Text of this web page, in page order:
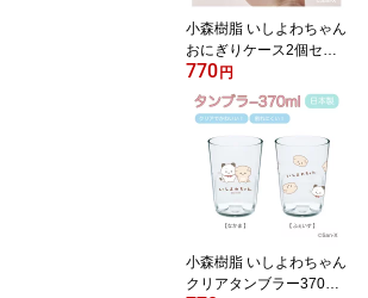
小森樹脂 いしよわちゃん
おにぎりケース2個セッ
トおにぎり おむすび ケ
ース 持ち運び ランチ 弁
当 2個 電子レンジ対応 食
洗機対応 抗菌 サンエッ
クス san-x かわいい 日本
770 円
小森樹脂 いしよわちゃん
クリアタンブラー370ml